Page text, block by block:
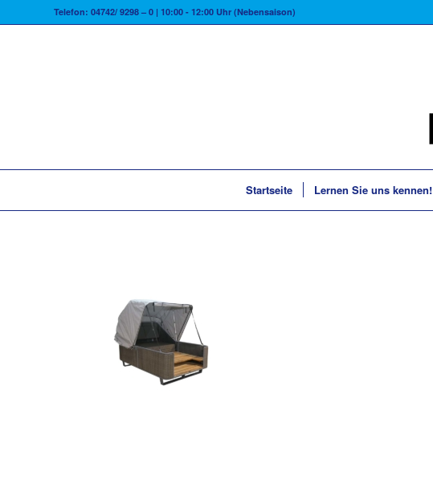
Telefon: 04742/ 9298 – 0 | 10:00 - 12:00 Uhr (Nebensaison)
Startseite Lernen Sie uns kennen!